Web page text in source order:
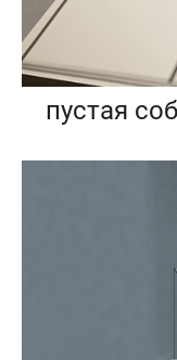
пустая